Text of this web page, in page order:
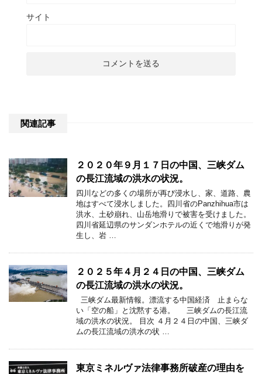
サイト
関連記事
２０２０年９月１７日の中国、三峡ダム
の長江流域の洪水の状況。
四川などの多くの場所が再び浸水し、家、道路、農
地はすべて浸水しました。四川省のPanzhihua市は
洪水、土砂崩れ、山岳地滑りで被害を受けました。
四川省延辺県のサンダンホテルの近くで地滑りが発
生し、岩 …
２０２５年４月２４日の中国、三峡ダム
の長江流域の洪水の状況。
三峡ダム最新情報。漂流する中国経済 止まらな
い「空の船」と沈黙する港。 三峡ダムの長江流
域の洪水の状況。 目次 ４月２４日の中国、三峡ダ
ムの長江流域の洪水の状 …
東京ミネルヴァ法律事務所破産の理由を